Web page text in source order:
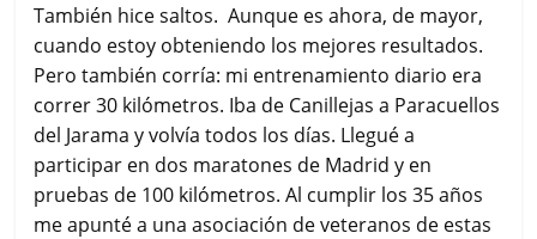
También hice saltos. Aunque es ahora, de mayor,
cuando estoy obteniendo los mejores resultados.
Pero también corría: mi entrenamiento diario era
correr 30 kilómetros. Iba de Canillejas a Paracuellos
del Jarama y volvía todos los días. Llegué a
participar en dos maratones de Madrid y en
pruebas de 100 kilómetros. Al cumplir los 35 años
me apunté a una asociación de veteranos de estas